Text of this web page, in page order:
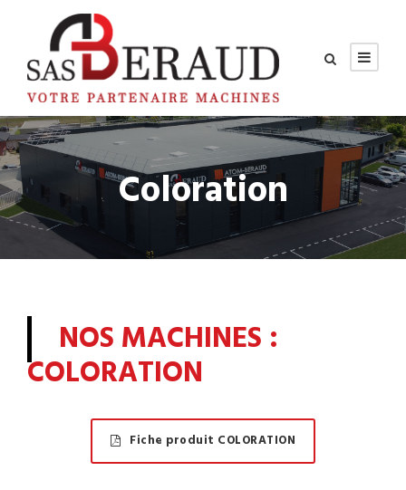
Coloration
NOS MACHINES :
COLORATION
Fiche produit COLORATION